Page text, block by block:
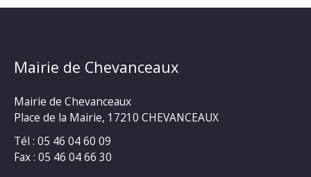
Mairie de Chevanceaux
Mairie de Chevanceaux
Place de la Mairie, 17210 CHEVANCEAUX
Tél : 05 46 04 60 09
Fax : 05 46 04 66 30